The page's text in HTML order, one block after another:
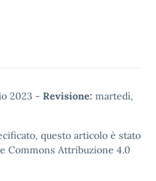
2023 - Revisione: martedì,
questo articolo è stato
Commons Attribuzione 4.0